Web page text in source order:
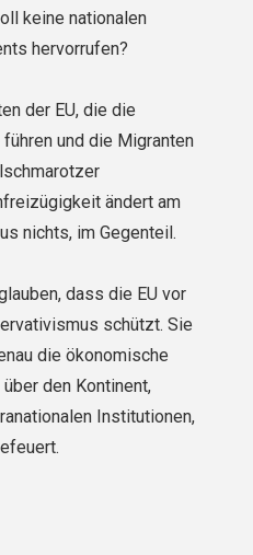
keine nationalen
hervorrufen?
der EU, die die
und die Migranten
ändert am
nichts, im Gegenteil.
dass die EU vor
schützt. Sie
die ökonomische
den Kontinent,
Institutionen,